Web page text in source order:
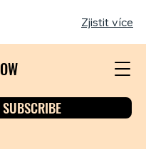
Zjistit více